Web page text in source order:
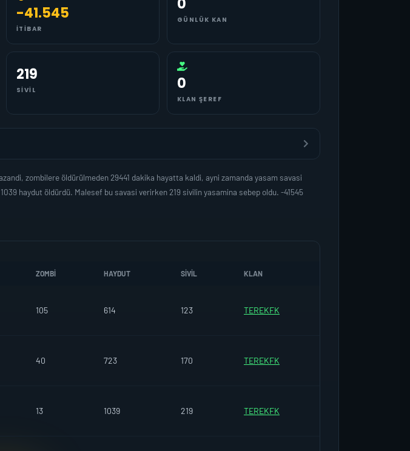
-41.545
İTIBAR
0
GÜNLÜK KAN
219
SIVIL 0
KLAN ŞEREF
zombilere öldürülmeden 29441 dakika hayatta kaldi, ayni zamanda yasam savasi
haydut öldürdü. Malesef bu savasi verirken 219 sivilin yasamina sebep oldu. -41545
ZOMBI HAYDUT SIVIL KLAN
105 614 123 TEREKFK
40 723 170 TEREKFK
13 1039 219 TEREKFK